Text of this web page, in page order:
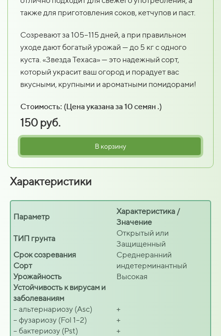
также для приготовления соков, кетчупов и паст.
Созревают за 105–115 дней, а при правильном
уходе дают богатый урожай — до 5 кг с одного
куста. «Звезда Техаса» — это надежный сорт,
который украсит ваш огород и порадует вас
вкусными, крупными и ароматными помидорами!
Стоимость: (Цена указана за 10 семян .)
150 руб.
В корзину
Характеристики
Параметр
Характеристика /
Значение
ТИП грунта
Открытый или
Защищенный
Срок созревания
Среднеранний
Сорт
индетерминантный
Урожайность
Высокая
Устойчивость к вирусам и
заболеваниям
– альтернариозу (Asc)
+
– фузариозу (Fol 1–2)
+
– бактериозу (Pst)
+